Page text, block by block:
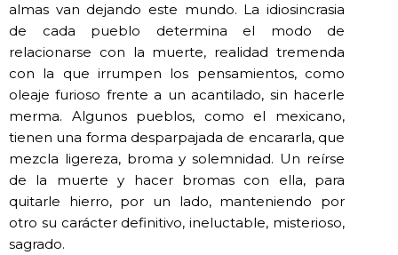
almas van dejando este mundo. La idiosincrasia
de cada pueblo determina el modo de
relacionarse con la muerte, realidad tremenda
con la que irrumpen los pensamientos, como
oleaje furioso frente a un acantilado, sin hacerle
merma. Algunos pueblos, como el mexicano,
tienen una forma desparpajada de encararla, que
mezcla ligereza, broma y solemnidad. Un reírse
de la muerte y hacer bromas con ella, para
quitarle hierro, por un lado, manteniendo por
otro su carácter definitivo, ineluctable, misterioso,
sagrado.